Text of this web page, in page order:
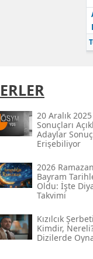
20 Aralık
Sonuçları
Adaylar
Erişebiliyor
2026
Bayram
Oldu: İşte
Takvimi
Kızılcık
Kimdir,
Dizilerde